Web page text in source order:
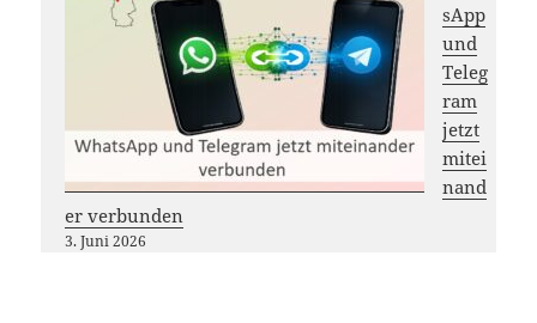
sApp
und
Teleg
ram
jetzt
mitei
nand
er verbunden
3. Juni 2026